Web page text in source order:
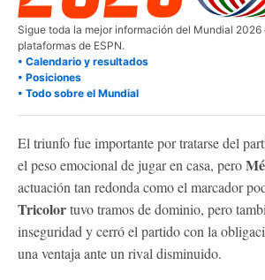
Sigue toda la mejor información del Mundial 2026
plataformas de ESPN.
• Calendario y resultados
• Posiciones
• Todo sobre el Mundial
El triunfo fue importante por tratarse del
el peso emocional de jugar en casa, pero
actuación tan redonda como el marcador
Tricolortuvo tramos de dominio, pero
inseguridad y cerró el partido con la
una ventaja ante un rival disminuido.